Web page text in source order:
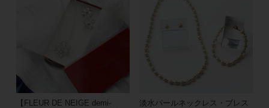
【FLEUR DE NEIGE demi-
淡水パールネックレス・ブレス